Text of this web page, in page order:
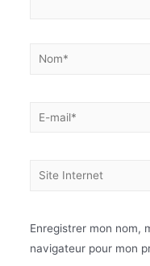
Enregistrer mon nom,
navigateur pour mon